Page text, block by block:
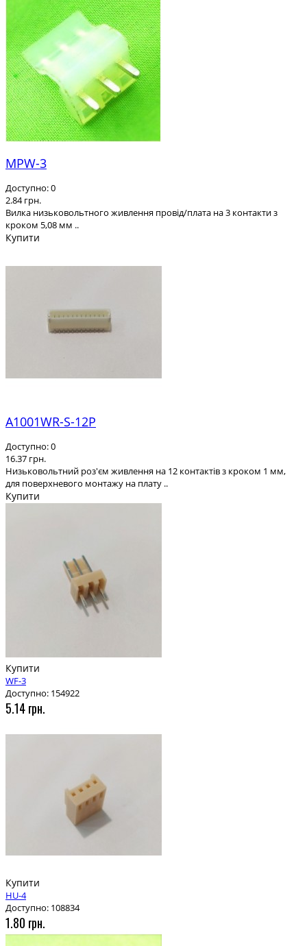
MPW-3
Доступно: 0
2.84 грн.
Вилка низьковольтного живлення провід/плата на 3 контакти з
кроком 5,08 мм ..
Купити
A1001WR-S-12P
Доступно: 0
16.37 грн.
Низьковольтний роз'єм живлення на 12 контактів з кроком 1 мм,
для поверхневого монтажу на плату ..
Купити
Купити
WF-3
Доступно: 154922
5.14 грн.
Купити
HU-4
Доступно: 108834
1.80 грн.